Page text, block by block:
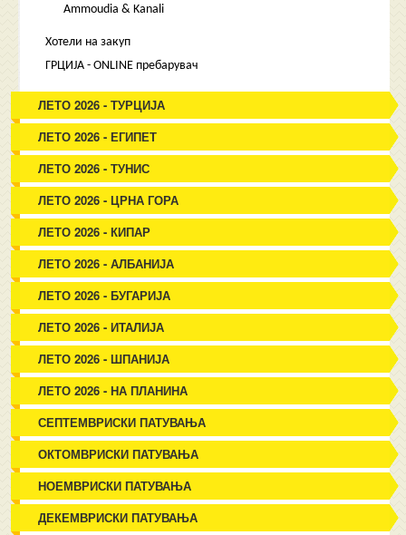
Ammoudia & Kanali
Хотели на закуп
ГРЦИЈА - ONLINE пребарувач
ЛЕТО 2026 - ТУРЦИЈА
ЛЕТО 2026 - ЕГИПЕТ
ЛЕТО 2026 - ТУНИС
ЛЕТО 2026 - ЦРНА ГОРА
ЛЕТО 2026 - КИПАР
ЛЕТО 2026 - АЛБАНИЈА
ЛЕТО 2026 - БУГАРИЈА
ЛЕТО 2026 - ИТАЛИЈА
ЛЕТО 2026 - ШПАНИЈА
ЛЕТО 2026 - НА ПЛАНИНА
СЕПТЕМВРИСКИ ПАТУВАЊА
ОКТОМВРИСКИ ПАТУВАЊА
НОЕМВРИСКИ ПАТУВАЊА
ДЕКЕМВРИСКИ ПАТУВАЊА